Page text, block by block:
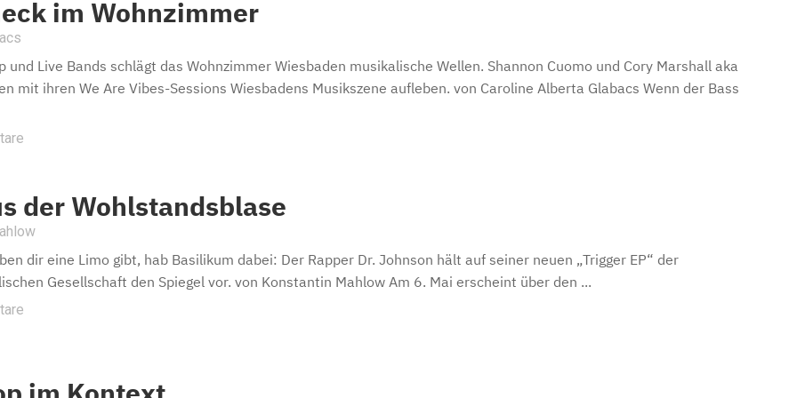
im Wohnzimmer
und Live Bands schlägt das Wohnzimmer Wiesbaden musikalische Wellen. Shannon Cuomo und Cory Marshall aka
mit ihren We Are Vibes-Sessions Wiesbadens Musikszene aufleben. von Caroline Alberta Glabacs Wenn der Bass
der Wohlstandsblase
dir eine Limo gibt, hab Basilikum dabei: Der Rapper Dr. Johnson hält auf seiner neuen „Trigger EP“ der
Gesellschaft den Spiegel vor. von Konstantin Mahlow Am 6. Mai erscheint über den ...